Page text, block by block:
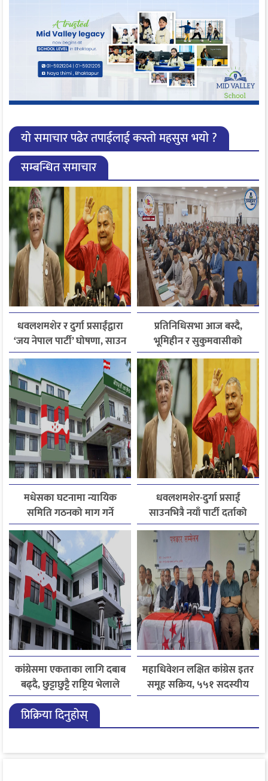
यो समाचार पढेर तपाईलाई कस्तो महसुस भयो ?
सम्बन्धित समाचार
धवलशमशेर र दुर्गा प्रसाईंद्वारा
‘जय नेपाल पार्टी’ घोषणा, साउन
२८ मा आयोगमा दर्ता गर्ने तयारी
प्रतिनिधिसभा आज बस्दै,
भूमिहीन र सुकुमवासीको
पुनःस्थापनाबारे जरुरी
प्रस्तावमाथि छलफल हुने
मधेसका घटनामा न्यायिक
समिति गठनको माग गर्ने
कांग्रेसको निर्णय
धवलशमशेर-दुर्गा प्रसाईं
साउनभित्रै नयाँ पार्टी दर्ताको
तयारीमा, राजसंस्था र हिन्दुराष्ट्र
एजेन्डा
कांग्रेसमा एकताका लागि दबाब
बढ्दै, छुट्टाछुट्टै राष्ट्रिय भेलाले
बढायो राजनीतिक तनाव
महाधिवेशन लक्षित कांग्रेस इतर
समूह सक्रिय, ५५१ सदस्यीय
मूल आयोजक समिति गठन
प्रिक्रिया दिनुहोस्